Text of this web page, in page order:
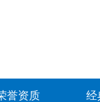
誉资质 经